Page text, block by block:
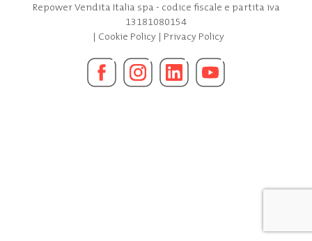
Repower Vendita Italia spa - codice fiscale e partita iva
13181080154
| Cookie Policy| Privacy Policy